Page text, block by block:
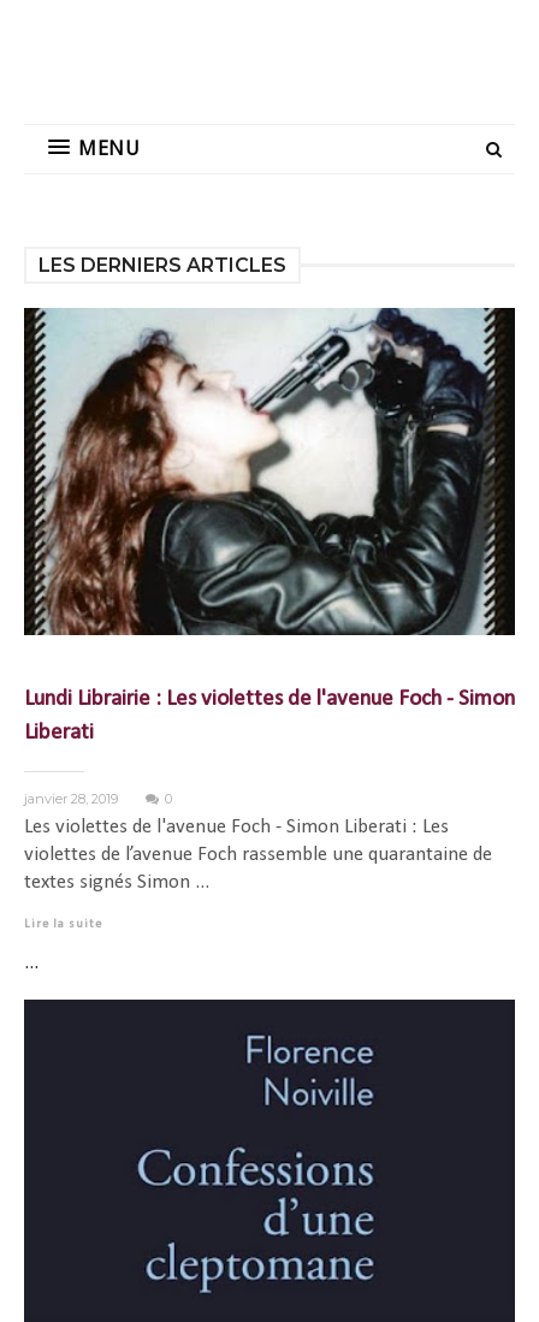
MENU
LES DERNIERS ARTICLES
Lundi Librairie : Les violettes de l'avenue Foch - Simon
Liberati
janvier 28, 2019 0
Les violettes de l'avenue Foch - Simon Liberati : Les
violettes de l’avenue Foch rassemble une quarantaine de
textes signés Simon ...
Lire la suite
...